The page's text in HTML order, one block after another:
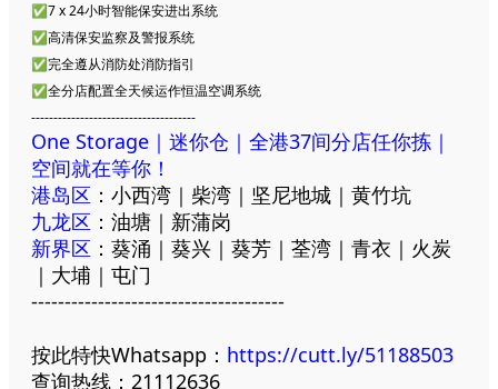
✅7 x 24小时智能保安进出系统
✅高清保安监察及警报系统
✅完全遵从消防处消防指引
✅全分店配置全天候运作恒温空调系统
-------------------------------------
One Storage｜迷你仓｜全港37间分店任你拣｜
空间就在等你！
港岛区 ：小西湾｜柴湾｜坚尼地城｜黄竹坑
九龙区 ：油塘｜新蒲岗
新界区 ：葵涌｜葵兴｜葵芳｜荃湾｜青衣｜火炭
｜大埔｜屯门
--------------------------------------
按此特快Whatsapp： https://cutt.ly/51188503
查询热线：21112636